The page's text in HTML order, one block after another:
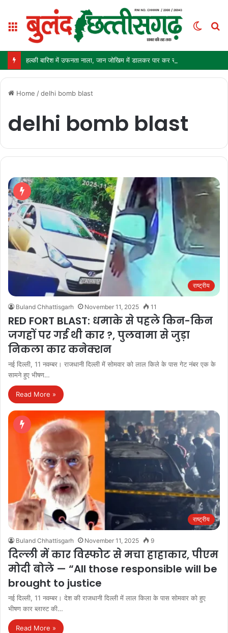
Menu
Switch
Home /delhi bomb blast
delhi bomb blast
राष्ट्रीय
Buland Chhattisgarh November 11, 2025 11
RED FORT BLAST: धमाके से पहले किन-किन
जगहों पर गई थी कार ?, पुलवामा से जुड़ा
निकला कार कनेक्शन
नई दिल्ली, 11 नवम्बर। राजधानी दिल्ली में सोमवार को लाल किले के पास गेट नंबर एक के
सामने हुए भीषण…
Read More »
राष्ट्रीय
Buland Chhattisgarh November 11, 2025 9
दिल्ली में कार विस्फोट से मचा हाहाकार, पीएम
मोदी बोले — “All those responsible will be
brought to justice
नई दिल्ली, 11 नवम्बर। देश की राजधानी दिल्ली में लाल किला के पास सोमवार को हुए
भीषण कार ब्लास्ट की…
Read More »